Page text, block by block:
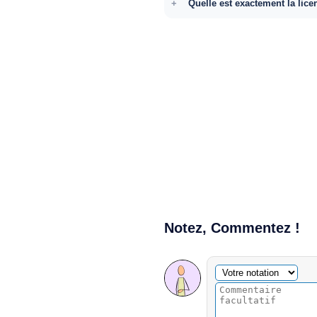
Quelle est exactement la
Notez, Commentez !
Commentaire facultatif
Votre notation